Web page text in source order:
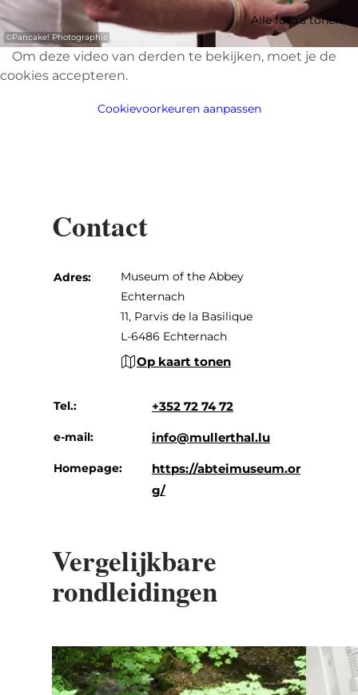
©Pancake! Photographie
Alle foto's tonen
Om deze video van derden te bekijken, moet je de
cookies accepteren.
Cookievoorkeuren aanpassen
Contact
Adres:
Museum of the Abbey
Echternach
11, Parvis de la Basilique
L-6486 Echternach
Op kaart tonen
Tel.: +352 72 74 72
e-mail: info@mullerthal.lu
Homepage:
https://abteimuseum.or
g/
Vergelijkbare
rondleidingen